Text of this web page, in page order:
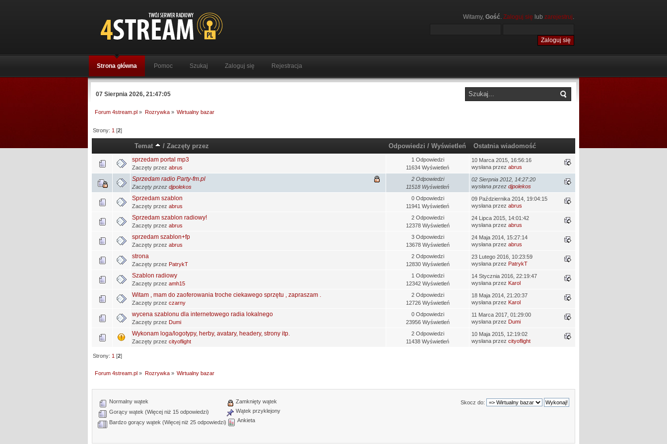
Witamy, Gość. Zaloguj się lub zarejestruj.
Strona główna Pomoc Szukaj Zaloguj się Rejestracja
07 Sierpnia 2026, 21:47:05
Forum 4stream.pl » Rozrywka» Wirtualny bazar
Strony: 1 [2]
Temat /Zaczęty przez Odpowiedzi / Wyświetleń Ostatnia wiadomość
sprzedam portal mp3
Zaczęty przez abrus
1 Odpowiedzi
11634 Wyświetleń
10 Marca 2015, 16:56:16
wysłana przez abrus
Sprzedam radio Party-fm.pl
Zaczęty przez djpolekos
2 Odpowiedzi
11518 Wyświetleń
02 Sierpnia 2012, 14:27:20
wysłana przez djpolekos
Sprzedam szablon
Zaczęty przez abrus
0 Odpowiedzi
11941 Wyświetleń
09 Października 2014, 19:04:15
wysłana przez abrus
Sprzedam szablon radiowy!
Zaczęty przez abrus
2 Odpowiedzi
12378 Wyświetleń
24 Lipca 2015, 14:01:42
wysłana przez abrus
sprzedam szablon+fp
Zaczęty przez abrus
3 Odpowiedzi
13678 Wyświetleń
24 Maja 2014, 15:27:14
wysłana przez abrus
strona
Zaczęty przez PatrykT
2 Odpowiedzi
12830 Wyświetleń
23 Lutego 2016, 10:23:59
wysłana przez PatrykT
Szablon radiowy
Zaczęty przez amh15
1 Odpowiedzi
12342 Wyświetleń
14 Stycznia 2016, 22:19:47
wysłana przez Karol
Witam , mam do zaoferowania troche ciekawego sprzętu , zapraszam .
Zaczęty przez czarny
2 Odpowiedzi
12726 Wyświetleń
18 Maja 2014, 21:20:37
wysłana przez Karol
wycena szablonu dla internetowego radia lokalnego
Zaczęty przez Dumi
0 Odpowiedzi
23956 Wyświetleń
11 Marca 2017, 01:29:00
wysłana przez Dumi
Wykonam loga/logotypy, herby, avatary, headery, strony itp.
Zaczęty przez cityoflight
2 Odpowiedzi
11438 Wyświetleń
10 Maja 2015, 12:19:02
wysłana przez cityoflight
Strony: 1 [2]
Forum 4stream.pl » Rozrywka» Wirtualny bazar
Skocz do:
Normalny wątek
Gorący wątek (Więcej niż 15 odpowiedzi)
Bardzo gorący wątek (Więcej niż 25 odpowiedzi)
Zamknięty wątek
Wątek przyklejony
Ankieta